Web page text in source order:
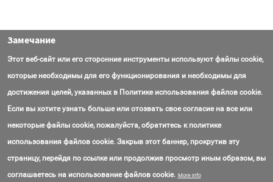
Контакты Вопросы Об AmasEnergy Соглашение об использовании
Замечание
Этот веб-сайт или его сторонние инструменты используют файлы cookie,
которые необходимы для его функционирования и необходимы для
достижения целей, указанных в Политике использования файлов cookie.
Если вы хотите узнать больше или отозвать свое согласие на все или
некоторые файлы cookie, пожалуйста, обратитесь к политике
использования файлов cookie. Закрыв этот баннер, прокрутив эту
страницу, перейдя по ссылке или продолжив просмотр иным образом, вы
соглашаетесь на использование файлов cookie. More info